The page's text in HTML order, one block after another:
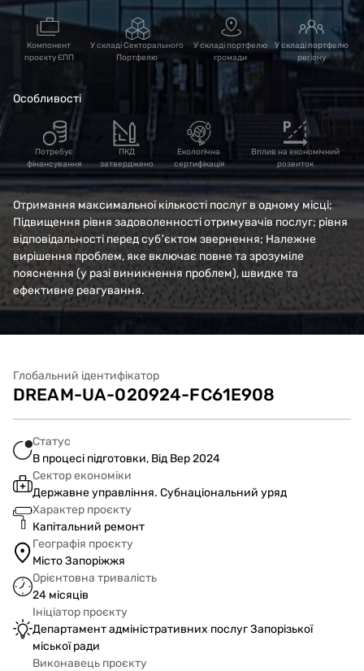
Компонент
проєкту ЄПП
У складі Секторального
Портфелю
У складі портфелю
громади
У складі портфелю
регіону
Особливості
Потребує
фінансування
ПКД
затверджено
Екологічна
сертифікація
Вплив на економічний
розвиток
Отримання максимальної кількості послуг в одному місці;
Підвищення рівня задоволенності отримувачів послуг; рівня
відповідальності перед суб՚єктом звернення; Належне
вирішення проблем, яке включає повне та зрозуміле
пояснення (у разі виникнення проблем), швидке та
ефективне реагування.
Глобальний ідентифікатор
DREAM-UA-020924-FC61E908
Статус
В процесі підготовки, Від Вер 2024
Сектор економіки
Державне управління. Субнаціональний уряд
Характер проєкту
Капітальний ремонт
Географія проєкту
Місто Запоріжжя
Орієнтовна тривалість
24 місяців
Ініціатор проєкту
Департамент адміністративних послуг Запорізької
міської ради
Виконавець проєкту